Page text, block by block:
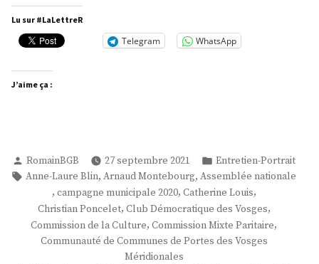
Hingray »
Lu sur #LaLettreR
Telegram WhatsApp
J’aime ça :
Publié
par
RomainBGB 27 septembre 2021
Publié
dans
Entretien-Portrait
Étiquettes :
Anne-Laure Blin, Arnaud Montebourg, Assemblée nationale
, campagne municipale 2020, Catherine Louis,
Christian Poncelet, Club Démocratique des Vosges,
Commission de la Culture, Commission Mixte Paritaire,
Communauté de Communes de Portes des Vosges
Méridionales